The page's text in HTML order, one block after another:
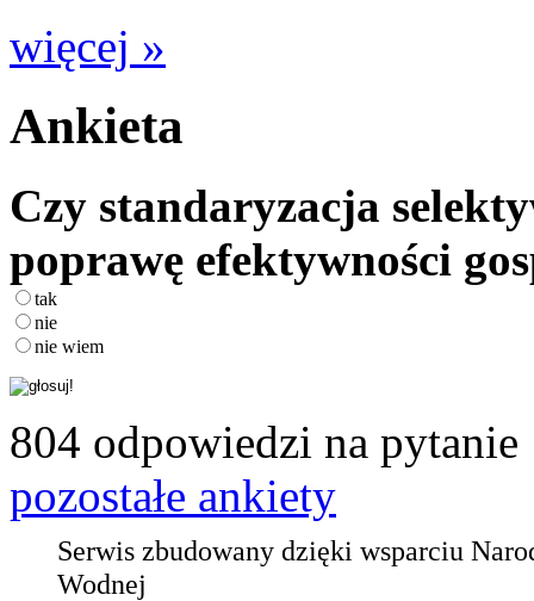
więcej »
Ankieta
Czy standaryzacja
poprawę efektywności
tak
nie
nie wiem
804 odpowiedzi na pytanie
pozostałe ankiety
Serwis zbudowany dzięki wsparciu
Wodnej